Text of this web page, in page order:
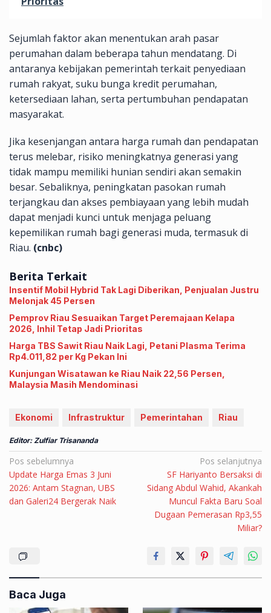
Sejumlah faktor akan menentukan arah pasar
perumahan dalam beberapa tahun mendatang. Di
antaranya kebijakan pemerintah terkait penyediaan
rumah rakyat, suku bunga kredit perumahan,
ketersediaan lahan, serta pertumbuhan pendapatan
masyarakat.
Jika kesenjangan antara harga rumah dan pendapatan
terus melebar, risiko meningkatnya generasi yang
tidak mampu memiliki hunian sendiri akan semakin
besar. Sebaliknya, peningkatan pasokan rumah
terjangkau dan akses pembiayaan yang lebih mudah
dapat menjadi kunci untuk menjaga peluang
kepemilikan rumah bagi generasi muda, termasuk di
Riau. (cnbc)
Berita Terkait
Insentif Mobil Hybrid Tak Lagi Diberikan, Penjualan Justru
Melonjak 45 Persen
Pemprov Riau Sesuaikan Target Peremajaan Kelapa
2026, Inhil Tetap Jadi Prioritas
Harga TBS Sawit Riau Naik Lagi, Petani Plasma Terima
Rp4.011,82 per Kg Pekan Ini
Kunjungan Wisatawan ke Riau Naik 22,56 Persen,
Malaysia Masih Mendominasi
Ekonomi Infrastruktur Pemerintahan Riau
Editor: Zulfiar Trisananda
Navigasi
pos
Pos sebelumnya
Update Harga Emas 3 Juni
2026: Antam Stagnan, UBS
dan Galeri24 Bergerak Naik
Pos selanjutnya
SF Hariyanto Bersaksi di
Sidang Abdul Wahid, Akankah
Muncul Fakta Baru Soal
Dugaan Pemerasan Rp3,55
Miliar?
Baca Juga